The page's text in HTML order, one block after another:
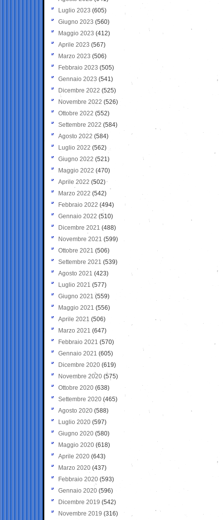
Luglio 2023 (605)
Giugno 2023 (560)
Maggio 2023 (412)
Aprile 2023 (567)
Marzo 2023 (506)
Febbraio 2023 (505)
Gennaio 2023 (541)
Dicembre 2022 (525)
Novembre 2022 (526)
Ottobre 2022 (552)
Settembre 2022 (584)
Agosto 2022 (584)
Luglio 2022 (562)
Giugno 2022 (521)
Maggio 2022 (470)
Aprile 2022 (502)
Marzo 2022 (542)
Febbraio 2022 (494)
Gennaio 2022 (510)
Dicembre 2021 (488)
Novembre 2021 (599)
Ottobre 2021 (506)
Settembre 2021 (539)
Agosto 2021 (423)
Luglio 2021 (577)
Giugno 2021(559)
Maggio 2021 (556)
Aprile 2021 (506)
Marzo 2021 (647)
Febbraio 2021 (570)
Gennaio 2021 (605)
Dicembre 2020 (619)
Novembre 2020 (575)
Ottobre 2020 (638)
Settembre 2020(465)
Agosto 2020 (588)
Luglio 2020 (597)
Giugno 2020 (580)
Maggio 2020 (618)
Aprile 2020 (643)
Marzo 2020 (437)
Febbraio 2020 (593)
Gennaio 2020 (596)
Dicembre 2019 (542)
Novembre 2019 (316)